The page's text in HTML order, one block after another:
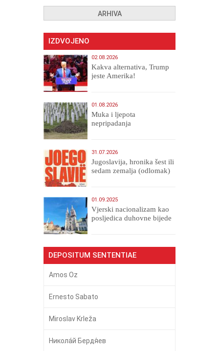
ARHIVA
IZDVOJENO
02.08.2026
Kakva alternativa, Trump
jeste Amerika!
01.08.2026
Muka i ljepota
nepripadanja
31.07.2026
Jugoslavija, hronika šest ili
sedam zemalja (odlomak)
01.09.2025
​Vjerski nacionalizam kao
posljedica duhovne bijede
DEPOSITUM SENTENTIAE
Amos Oz
Ernesto Sabato
Miroslav Krleža
Никола́й Бердя́ев